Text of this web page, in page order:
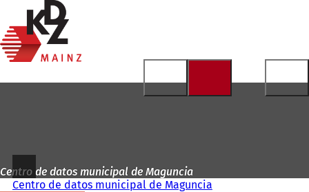
Saltar al contenido
página
de
inicio
Centro de datos municipal de Maguncia
Centro de datos municipal de Maguncia